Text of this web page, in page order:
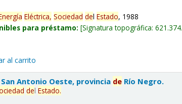
Eléctrica, Sociedad delEstado, 1988
para préstamo: Signatura topográfica:
al carrito
Antonio Oeste, provincia de Río Negro.
delEstado.